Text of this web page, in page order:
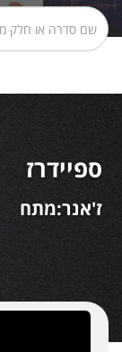
ספיידרז
ז'אנר:מתח